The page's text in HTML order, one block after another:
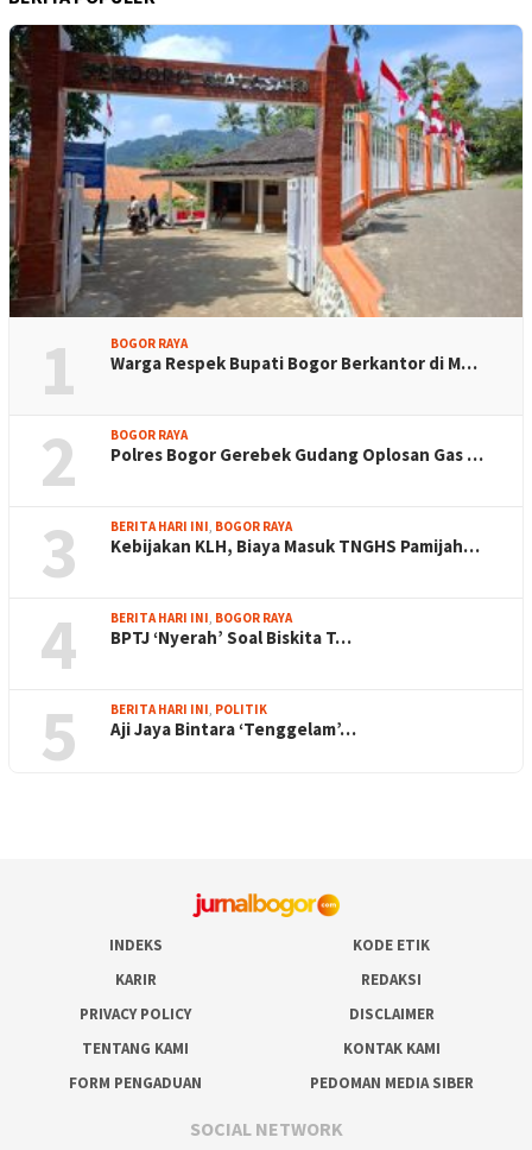
1 BOGOR RAYA
Warga Respek Bupati Bogor Berkantor di M…
2 BOGOR RAYA
Polres Bogor Gerebek Gudang Oplosan Gas …
3 BERITA HARI INI, BOGOR RAYA
Kebijakan KLH, Biaya Masuk TNGHS Pamijah…
4 BERITA HARI INI, BOGOR RAYA
BPTJ ‘Nyerah’ Soal Biskita T…
5 BERITA HARI INI, POLITIK
Aji Jaya Bintara ‘Tenggelam’…
INDEKS
KODE ETIK
KARIR
REDAKSI
PRIVACY POLICY
DISCLAIMER
TENTANG KAMI
KONTAK KAMI
FORM PENGADUAN
PEDOMAN MEDIA SIBER
SOCIAL NETWORK